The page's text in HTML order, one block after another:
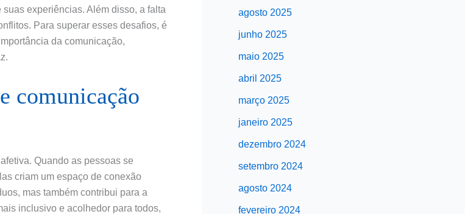
experiências. Além disso, a falta
Para superar esses desafios, é
da comunicação,
comunicação
Quando as pessoas se
criam um espaço de conexão
mas também contribui para a
inclusivo e acolhedor para todos,
agosto 2025
junho 2025
maio 2025
abril 2025
março 2025
janeiro 2025
dezembro 2024
setembro 2024
agosto 2024
fevereiro 2024